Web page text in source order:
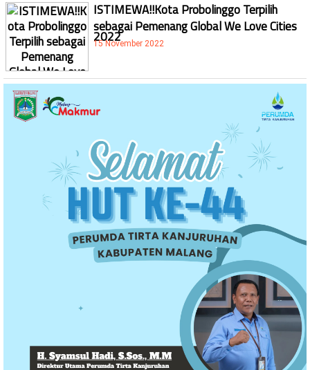
ISTIMEWA!!Kota Probolinggo Terpilih
sebagai Pemenang Global We Love Cities
2022
15 November 2022